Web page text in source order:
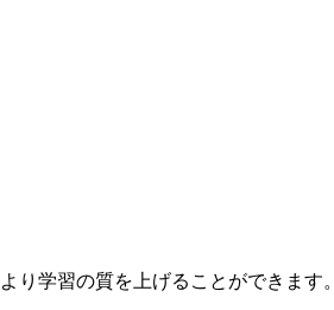
り学習の質を上げることができます。